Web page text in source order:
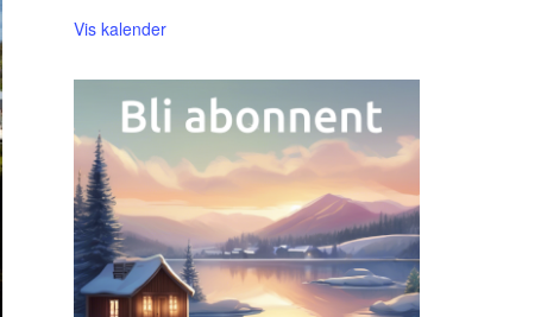
Vis kalender